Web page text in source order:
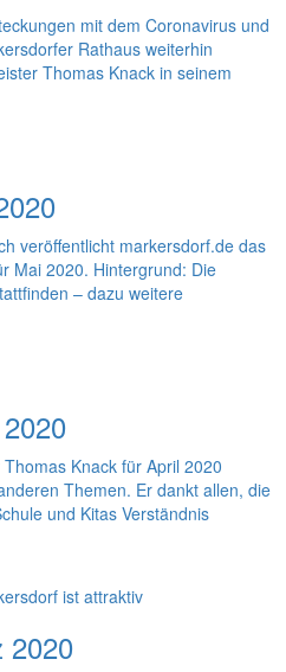
mit dem Coronavirus und
Rathaus weiterhin
Thomas Knack in seinem
veröffentlicht markersdorf.de das
Mai 2020. Hintergrund: Die
– dazu weitere
Knack für April 2020
Themen. Er dankt allen, die
und Kitas Verständnis
ist attraktiv
2020